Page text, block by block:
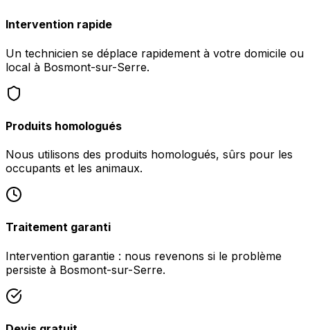
Intervention rapide
Un technicien se déplace rapidement à votre domicile ou
local à Bosmont-sur-Serre.
Produits homologués
Nous utilisons des produits homologués, sûrs pour les
occupants et les animaux.
Traitement garanti
Intervention garantie : nous revenons si le problème
persiste à Bosmont-sur-Serre.